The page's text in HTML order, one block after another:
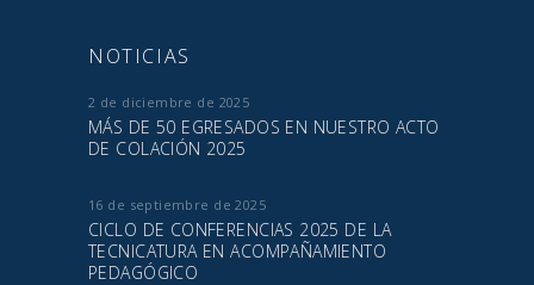
NOTICIAS
2 de diciembre de 2025
MÁS DE 50 EGRESADOS EN NUESTRO ACTO
DE COLACIÓN 2025
16 de septiembre de 2025
CICLO DE CONFERENCIAS 2025 DE LA
TECNICATURA EN ACOMPAÑAMIENTO
PEDAGÓGICO